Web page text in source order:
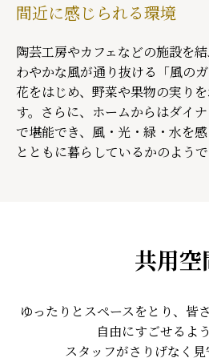
間近に感じられる環境
陶芸工房やカフェなどの施設を
わやかな風が通り抜ける「風の
花をはじめ、野菜や果物の実り
す。さらに、ホームからはダイ
で堪能でき、風・光・緑・水を
とともに暮らしているかのようで
共用空
ゆったりとスペースをとり、皆
自由にすごせるよ
スタッフがさりげなく見